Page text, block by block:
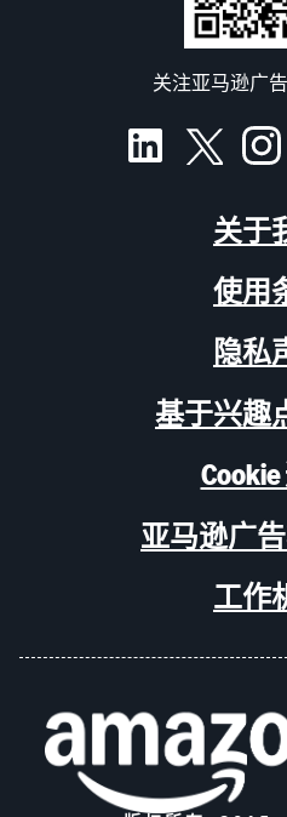
关注亚马逊广
关于
使用
隐私
基于兴趣
亚马逊广
工作